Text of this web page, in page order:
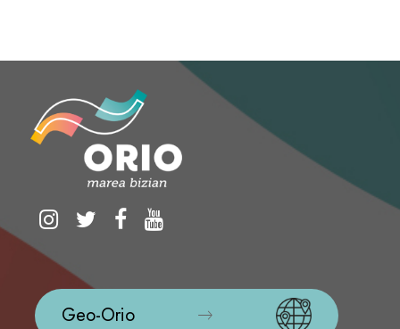
Geo-Orio